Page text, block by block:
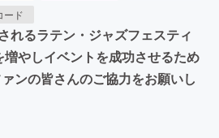
ード
れるラテン・ジャズフェスティ
やしイベントを成功させるため
ンの皆さんのご協力をお願いし